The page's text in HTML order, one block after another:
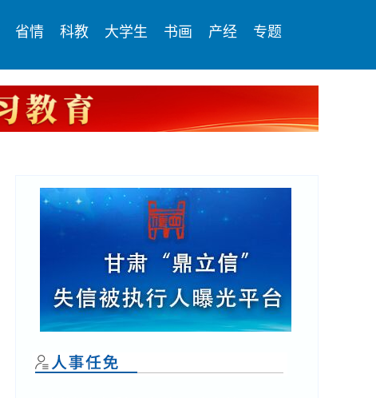
省情 科教 大学生 书画 产经 专题